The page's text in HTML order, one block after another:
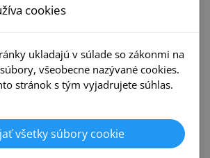
NIE
16,2 mm
cookies
ukladajú v súlade so zákonmi na
všeobecne nazývané cookies.
stránok s tým vyjadrujete súhlas.
všetky súbory cookie